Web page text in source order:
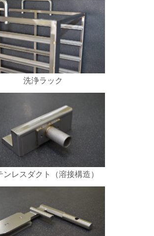
洗浄ラック
ンレスダクト（溶接構造）